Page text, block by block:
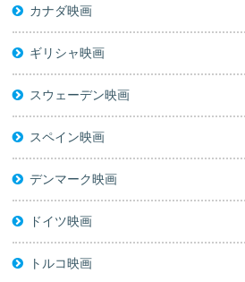
カナダ映画
ギリシャ映画
スウェーデン映画
スペイン映画
デンマーク映画
ドイツ映画
トルコ映画